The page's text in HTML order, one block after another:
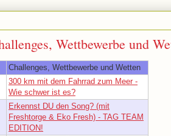
Wettbewerbe und
Challenges, Wettbewerbe und Wetten
300 km mit dem Fahrrad zum Meer -
Wie schwer ist es?
Erkennst DU den Song? (mit
Freshtorge & Eko Fresh) - TAG TEAM
EDITION!